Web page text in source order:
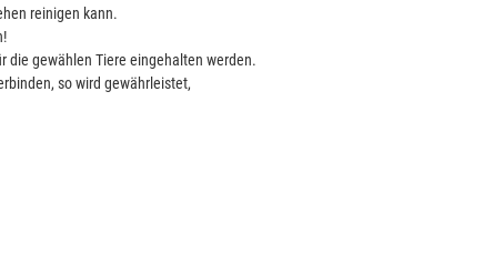
reinigen kann.
die gewählen Tiere eingehalten werden.
so wird gewährleistet,